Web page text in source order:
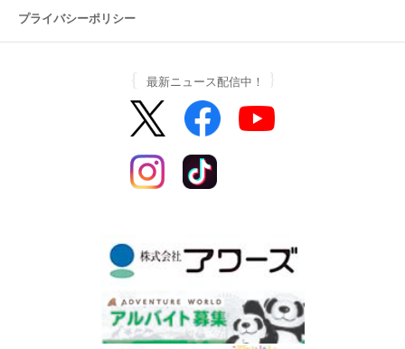
プライバシーポリシー
最新ニュース配信中！